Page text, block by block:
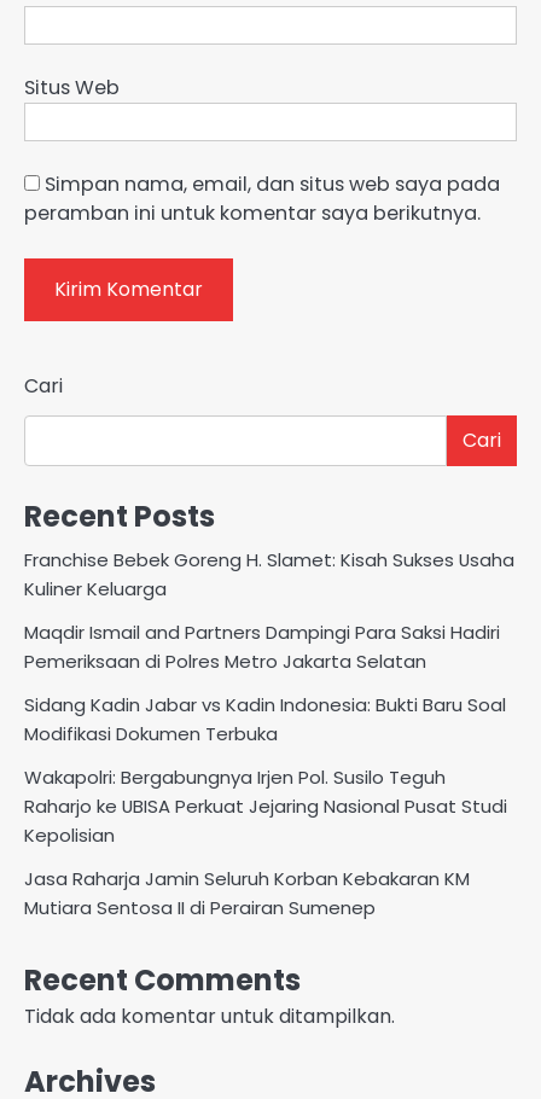
Situs Web
Simpan nama, email, dan situs web saya pada
peramban ini untuk komentar saya berikutnya.
Cari
Cari
Recent Posts
Franchise Bebek Goreng H. Slamet: Kisah Sukses Usaha
Kuliner Keluarga
Maqdir Ismail and Partners Dampingi Para Saksi Hadiri
Pemeriksaan di Polres Metro Jakarta Selatan
Sidang Kadin Jabar vs Kadin Indonesia: Bukti Baru Soal
Modifikasi Dokumen Terbuka
Wakapolri: Bergabungnya Irjen Pol. Susilo Teguh
Raharjo ke UBISA Perkuat Jejaring Nasional Pusat Studi
Kepolisian
Jasa Raharja Jamin Seluruh Korban Kebakaran KM
Mutiara Sentosa II di Perairan Sumenep
Recent Comments
Tidak ada komentar untuk ditampilkan.
Archives